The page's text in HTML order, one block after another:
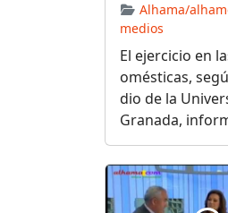
Alhama/
medios
El ejercicio en
omésticas,
dio de la
Granada,